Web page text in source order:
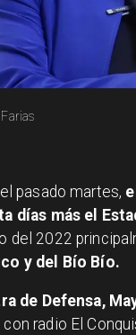
pasado martes,
días más el
del 2022
y del Bío Bío.
de Defensa,
radio El